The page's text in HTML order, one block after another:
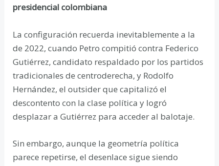
presidencial colombiana
La configuración recuerda inevitablemente a la
de 2022, cuando Petro compitió contra Federico
Gutiérrez, candidato respaldado por los partidos
tradicionales de centroderecha, y Rodolfo
Hernández, el outsider que capitalizó el
descontento con la clase política y logró
desplazar a Gutiérrez para acceder al balotaje.
Sin embargo, aunque la geometría política
parece repetirse, el desenlace sigue siendo